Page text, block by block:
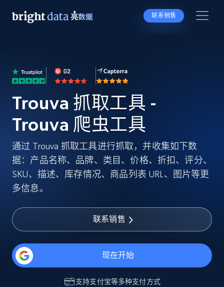
联系销售
Trouva 抓取工具 -
Trouva 爬虫工具
通过 Trouva 抓取工具进行抓取，并收集如下数
据：产品名称、品牌、类目、价格、折扣、评分、
SKU、描述、库存情况、商品列表 URL、图片等更
多信息。
联系销售
现在开始
支持支付宝等多种支付方式